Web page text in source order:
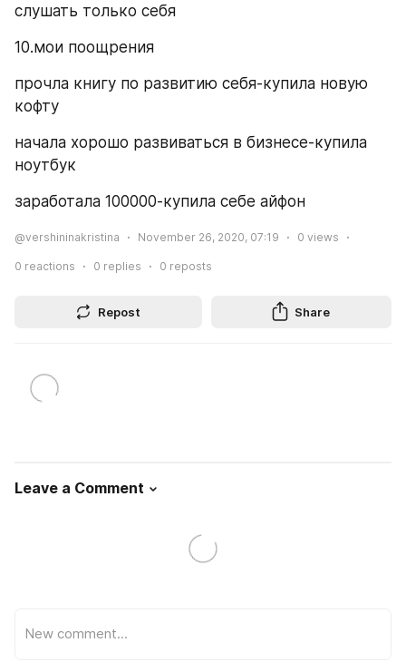
слушать только себя
10.мои поощрения
прочла книгу по развитию себя-купила новую
кофту
начала хорошо развиваться в бизнесе-купила
ноутбук
заработала 100000-купила себе айфон
@vershininakristina November 26, 2020, 07:19 0 views
0 reactions 0 replies 0 reposts
Repost Share
Leave a Comment